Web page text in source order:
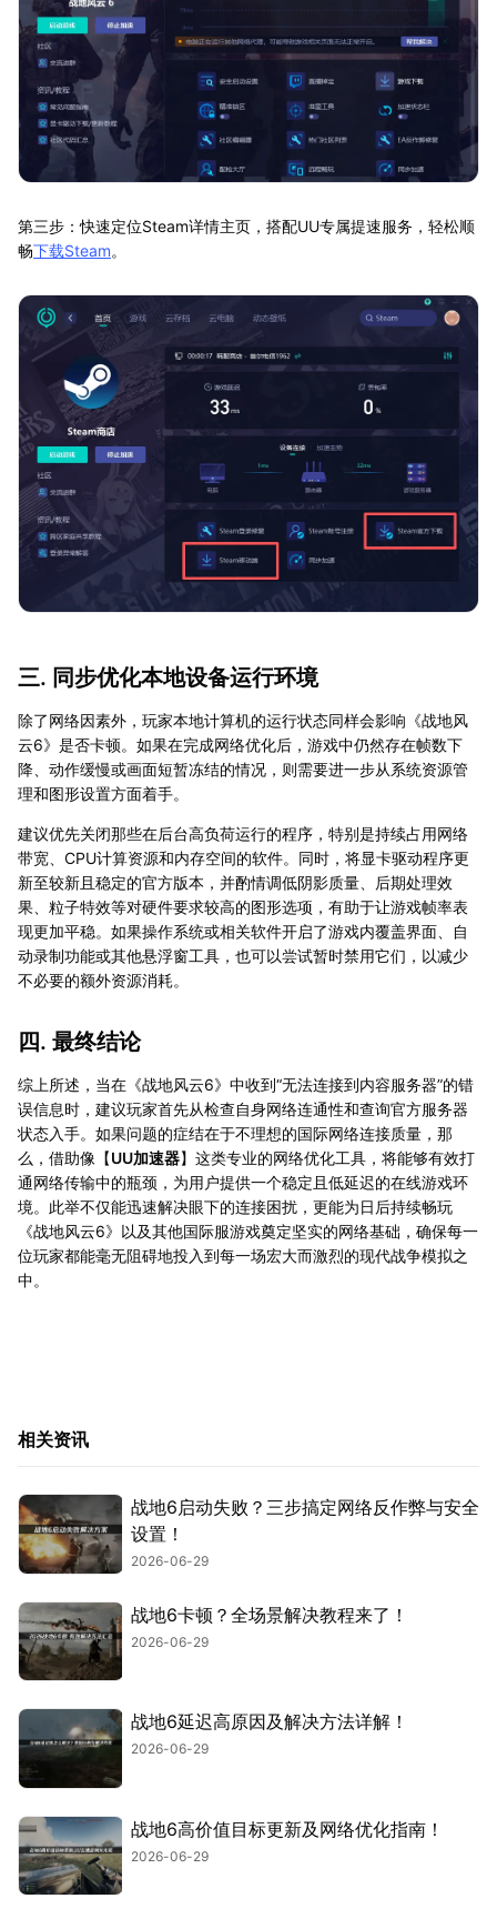
第三步：快速定位Steam详情主页，搭配UU专属提速服务，轻松顺
畅下载Steam。
三. 同步优化本地设备运行环境
除了网络因素外，玩家本地计算机的运行状态同样会影响《战地风
云6》是否卡顿。如果在完成网络优化后，游戏中仍然存在帧数下
降、动作缓慢或画面短暂冻结的情况，则需要进一步从系统资源管
理和图形设置方面着手。
建议优先关闭那些在后台高负荷运行的程序，特别是持续占用网络
带宽、CPU计算资源和内存空间的软件。同时，将显卡驱动程序更
新至较新且稳定的官方版本，并酌情调低阴影质量、后期处理效
果、粒子特效等对硬件要求较高的图形选项，有助于让游戏帧率表
现更加平稳。如果操作系统或相关软件开启了游戏内覆盖界面、自
动录制功能或其他悬浮窗工具，也可以尝试暂时禁用它们，以减少
不必要的额外资源消耗。
四. 最终结论
综上所述，当在《战地风云6》中收到“无法连接到内容服务器”的错
误信息时，建议玩家首先从检查自身网络连通性和查询官方服务器
状态入手。如果问题的症结在于不理想的国际网络连接质量，那
么，借助像【UU加速器】这类专业的网络优化工具，将能够有效打
通网络传输中的瓶颈，为用户提供一个稳定且低延迟的在线游戏环
境。此举不仅能迅速解决眼下的连接困扰，更能为日后持续畅玩
《战地风云6》以及其他国际服游戏奠定坚实的网络基础，确保每一
位玩家都能毫无阻碍地投入到每一场宏大而激烈的现代战争模拟之
中。
相关资讯
战地6启动失败？三步搞定网络反作弊与安全
设置！
2026-06-29
战地6卡顿？全场景解决教程来了！
2026-06-29
战地6延迟高原因及解决方法详解！
2026-06-29
战地6高价值目标更新及网络优化指南！
2026-06-29